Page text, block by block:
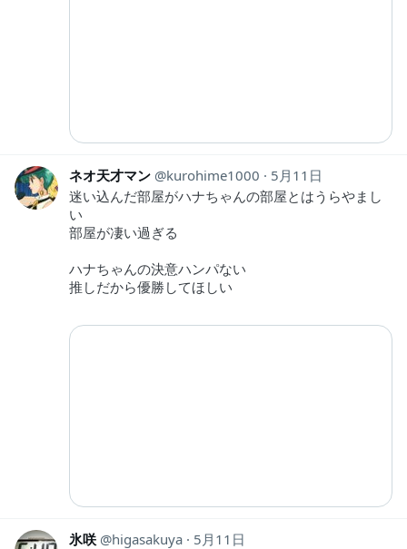
ネオ天才マン kurohime1000
5月11日
迷い込んだ部屋がハナちゃんの部屋とはうらやまし
い
部屋が凄い過ぎる
ハナちゃんの決意ハンパない
推しだから優勝してほしい
氷咲 higasakuya
5月11日